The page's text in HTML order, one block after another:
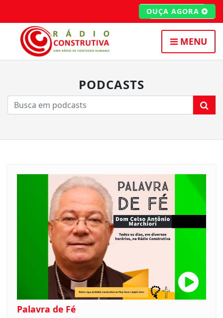
OUÇA AGORA
MENU
PODCASTS
Palavra de Fé